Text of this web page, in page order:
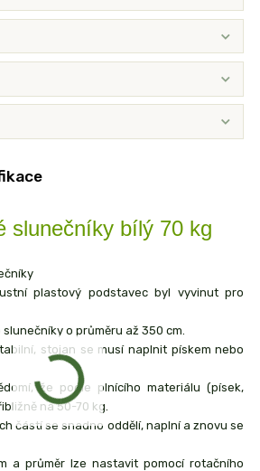
slunečníky bílý 70 kg
plastový podstavec byl vyvinut pro
o průměru až 350 cm.
stojan se musí naplnit pískem nebo
že podle plnícího materiálu (písek,
na 50-70 kg.
částí se snadno oddělí, naplní a znovu se
a průměr lze nastavit pomocí rotačního